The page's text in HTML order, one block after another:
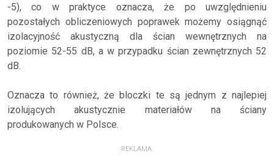
-5), co w praktyce oznacza, że po uwzględnieniu
pozostałych obliczeniowych poprawek możemy osiągnąć
izolacyjność akustyczną dla ścian wewnętrznych na
poziomie 52-55 dB, a w przypadku ścian zewnętrznych 52
dB.
Oznacza to również, że bloczki te są jednym z najlepiej
izolujących akustycznie materiałów na ściany
produkowanych w Polsce.
REKLAMA: